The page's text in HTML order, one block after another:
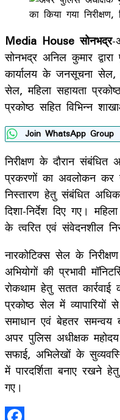
Media House सोनभद्र-
सोनभद्र अनिल कुमार
कार्यालय के जनसूचना सेल,
सेल, महिला सहायता
प्रकोष्ठ सहित विभिन्न
Join WhatsApp Group
निरीक्षण के दौरान संबंधित
प्रकरणों का अवलोकन कर
निस्तारण हेतु संबंधित
दिशा-निर्देश दिए गए।
के त्वरित एवं संवेदनशील
नारकोटिक्स सेल के
अभियोगों की प्रभावी
रोकथाम हेतु सतत कार्रवाई
प्रकोष्ठ सेल में
समाधान एवं बेहतर समन्वय
अपर पुलिस अधीक्षक
सफाई, अभिलेखों के
में पारदर्शिता बनाए रखने
गए।